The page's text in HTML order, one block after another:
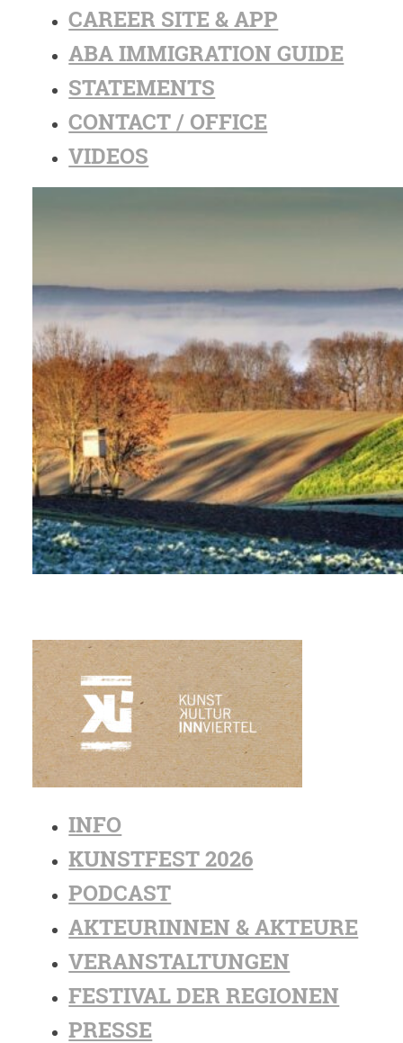
CAREER SITE & APP
ABA IMMIGRATION GUIDE
STATEMENTS
CONTACT / OFFICE
VIDEOS
INFO
KUNSTFEST 2026
PODCAST
AKTEURINNEN & AKTEURE
VERANSTALTUNGEN
FESTIVAL DER REGIONEN
PRESSE